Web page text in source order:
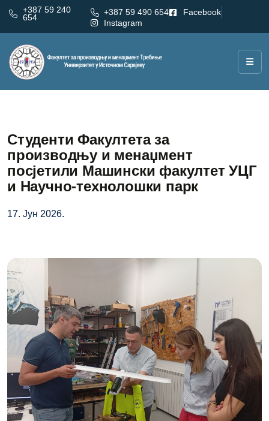
+387 59 240
654
+387 59 490 654
Facebook
Instagram
Студенти Факултета за
производњу и менаџмент
посјетили Машински факултет УЦГ
и Научно-технолошки парк
17. Јун 2026.